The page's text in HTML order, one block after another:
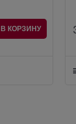
В КОРЗИНУ